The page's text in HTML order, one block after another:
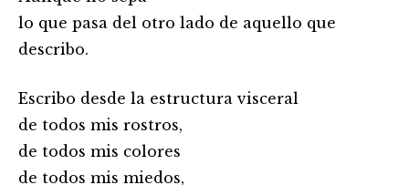
lo que pasa del otro lado de aquello que
describo.
Escribo desde la estructura visceral
de todos mis rostros,
de todos mis colores
de todos mis miedos,